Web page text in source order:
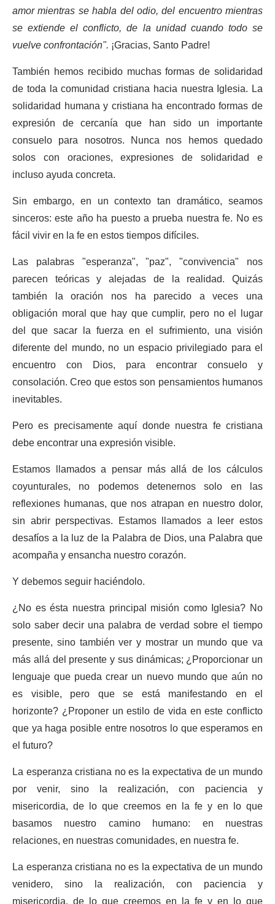
amor mientras se habla del odio, del encuentro mientras
se extiende el conflicto, de la unidad cuando todo se
vuelve confrontación". ¡Gracias, Santo Padre!
También hemos recibido muchas formas de solidaridad
de toda la comunidad cristiana hacia nuestra Iglesia. La
solidaridad humana y cristiana ha encontrado formas de
expresión de cercanía que han sido un importante
consuelo para nosotros. Nunca nos hemos quedado
solos con oraciones, expresiones de solidaridad e
incluso ayuda concreta.
Sin embargo, en un contexto tan dramático, seamos
sinceros: este año ha puesto a prueba nuestra fe. No es
fácil vivir en la fe en estos tiempos difíciles.
Las palabras "esperanza", "paz", "convivencia" nos
parecen teóricas y alejadas de la realidad. Quizás
también la oración nos ha parecido a veces una
obligación moral que hay que cumplir, pero no el lugar
del que sacar la fuerza en el sufrimiento, una visión
diferente del mundo, no un espacio privilegiado para el
encuentro con Dios, para encontrar consuelo y
consolación. Creo que estos son pensamientos humanos
inevitables.
Pero es precisamente aquí donde nuestra fe cristiana
debe encontrar una expresión visible.
Estamos llamados a pensar más allá de los cálculos
coyunturales, no podemos detenernos solo en las
reflexiones humanas, que nos atrapan en nuestro dolor,
sin abrir perspectivas. Estamos llamados a leer estos
desafíos a la luz de la Palabra de Dios, una Palabra que
acompaña y ensancha nuestro corazón.
Y debemos seguir haciéndolo.
¿No es ésta nuestra principal misión como Iglesia? No
solo saber decir una palabra de verdad sobre el tiempo
presente, sino también ver y mostrar un mundo que va
más allá del presente y sus dinámicas; ¿Proporcionar un
lenguaje que pueda crear un nuevo mundo que aún no
es visible, pero que se está manifestando en el
horizonte? ¿Proponer un estilo de vida en este conflicto
que ya haga posible entre nosotros lo que esperamos en
el futuro?
La esperanza cristiana no es la expectativa de un mundo
por venir, sino la realización, con paciencia y
misericordia, de lo que creemos en la fe y en lo que
basamos nuestro camino humano: en nuestras
relaciones, en nuestras comunidades, en nuestra fe.
La esperanza cristiana no es la expectativa de un mundo
venidero, sino la realización, con paciencia y